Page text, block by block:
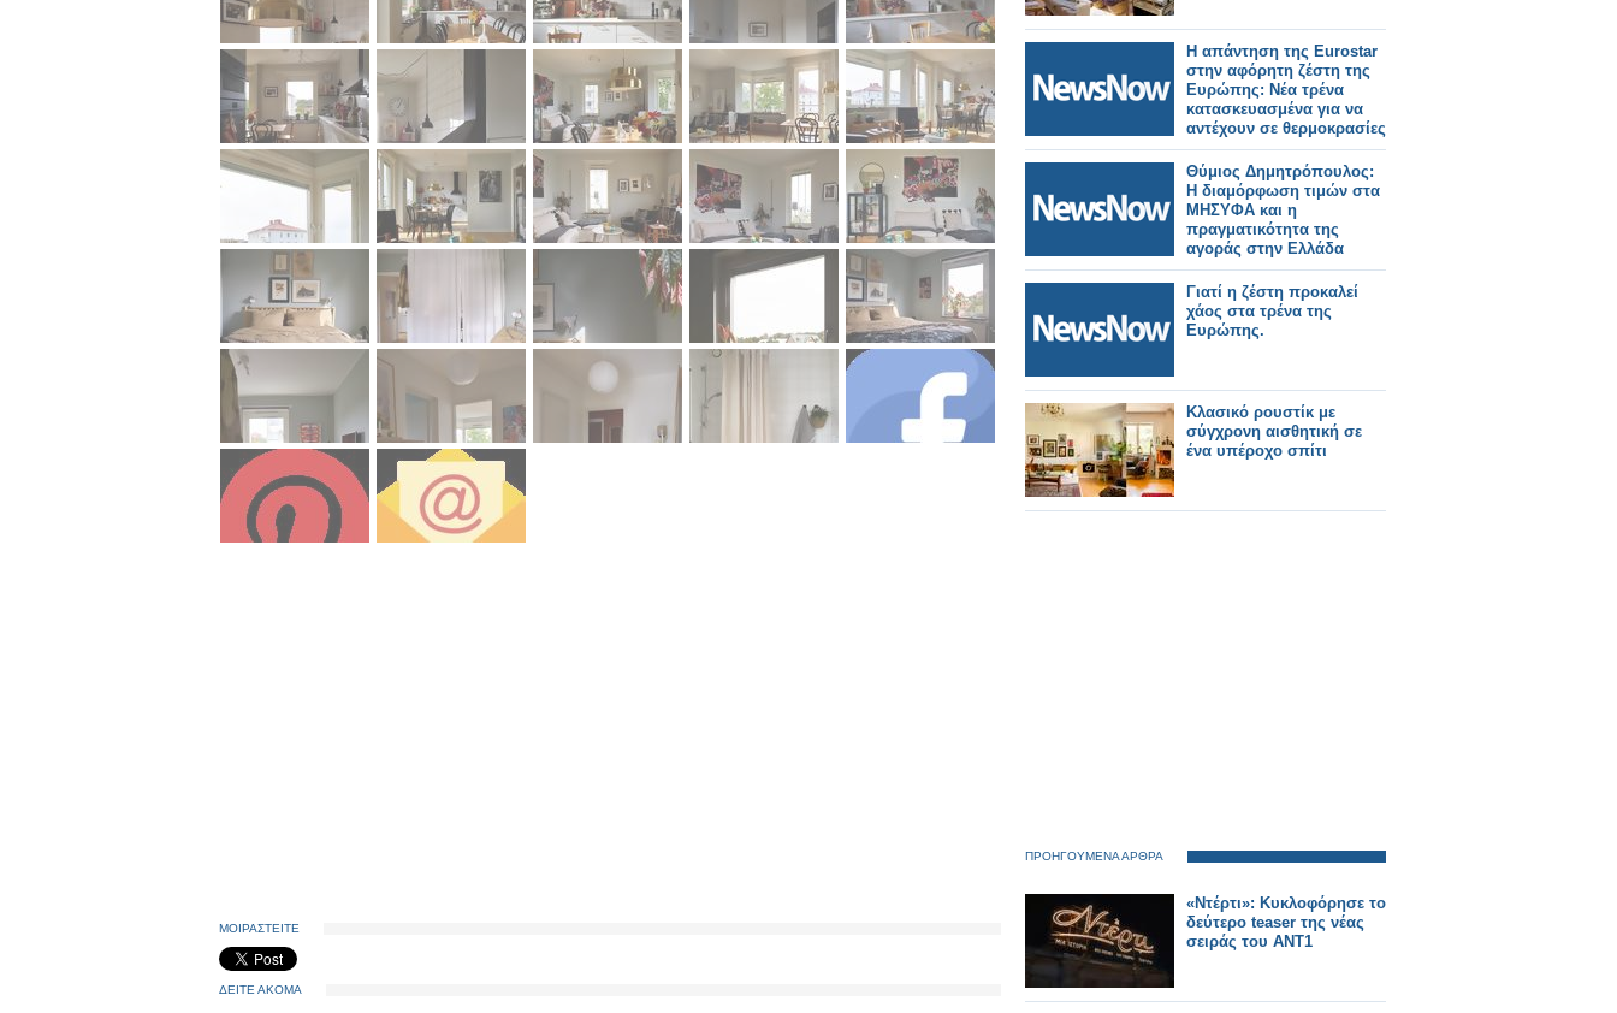
ΜΟΙΡΑΣΤΕΙΤΕ
ΔΕΙΤΕ ΑΚΟΜΑ
Η απάντηση της Eurostar
στην αφόρητη ζέστη της
Ευρώπης: Νέα τρένα
κατασκευασμένα για να
αντέχουν σε θερμοκρασίες
55°C.
Θύμιος Δημητρόπουλος:
Η διαμόρφωση τιμών στα
ΜΗΣΥΦΑ και η
πραγματικότητα της
αγοράς στην Ελλάδα
Γιατί η ζέστη προκαλεί
χάος στα τρένα της
Ευρώπης.
Κλασικό ρουστίκ με
σύγχρονη αισθητική σε
ένα υπέροχο σπίτι
ΠΡΟΗΓΟΥΜΕΝΑ ΑΡΘΡΑ
«Ντέρτι»: Κυκλοφόρησε το
δεύτερο teaser της νέας
σειράς του ΑΝΤ1